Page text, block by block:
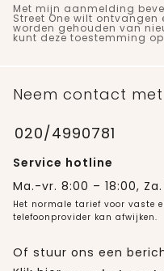
Met mijn aanmelding
Street One wilt
worden gehouden van
kunt deze toestemming
Neem contact
020/4990781
Service hotline
Ma.-vr. 8:00 – 18:00, Za.
Het normale tarief voor vaste
telefoonprovider kan afwijken.
Of stuur ons een